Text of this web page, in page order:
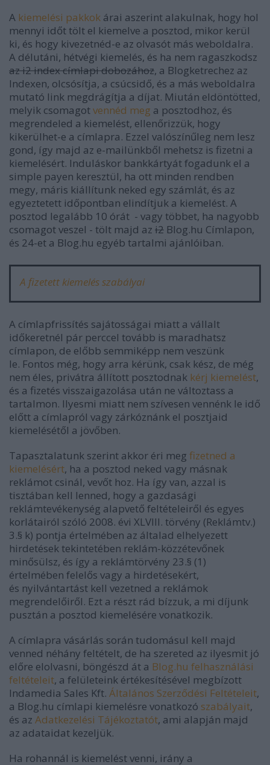
A kiemelési pakkok árai aszerint alakulnak, hogy hol
mennyi időt tölt el kiemelve a posztod, mikor kerül
ki, és hogy kivezetnéd-e az olvasót más weboldalra.
A délutáni, hétvégi kiemelés, és ha nem ragaszkodsz
az i2 index címlapi dobozához, a Blogketrechez az
Indexen, olcsósítja, a csúcsidő, és a más weboldalra
mutató link megdrágítja a díjat. Miután eldöntötted,
melyik csomagotvennéd meg a posztodhoz, és
megrendeled a kiemelést, ellenőrizzük, hogy
kikerülhet-e a címlapra. Ezzel valószínűleg nem lesz
gond, így majd az e-mailünkből mehetsz is fizetni a
kiemelésért. Induláskor bankkártyát fogadunk el a
simple payen keresztül, ha ott minden rendben
megy, máris kiállítunk neked egy számlát, és az
egyeztetett időpontban elindítjuk a kiemelést. A
posztod legalább 10 órát - vagy többet, ha nagyobb
csomagot veszel - tölt majd az i2 Blog.hu Címlapon,
és 24-et a Blog.hu egyéb tartalmi ajánlóiban.
A fizetett kiemelés szabályai
A címlapfrissítés sajátosságai miatt a vállalt
időkeretnél pár perccel tovább is maradhatsz
címlapon, de előbb semmiképp nem veszünk
le. Fontos még, hogy arra kérünk, csak kész, de még
nem éles, privátra állított posztodnak kérj kiemelést,
és a fizetés visszaigazolása után ne változtass a
tartalmon. Ilyesmi miatt nem szívesen vennénk le idő
előtt a címlapról vagy zárkóznánk el posztjaid
kiemelésétől a jövőben.
Tapasztalatunk szerint akkor éri meg fizetned a
kiemelésért, ha a posztod neked vagy másnak
reklámot csinál, vevőt hoz. Ha így van, azzal is
tisztában kell lenned, hogy a gazdasági
reklámtevékenység alapvető feltételeiről és egyes
korlátairól szóló 2008. évi XLVIII. törvény (Reklámtv.)
3.§ k) pontja értelmében az általad elhelyezett
hirdetések tekintetében reklám-közzétevőnek
minősülsz, és így a reklámtörvény 23.§ (1)
értelmében felelős vagy a hirdetésekért,
és nyilvántartást kell vezetned a reklámok
megrendelőiről. Ezt a részt rád bízzuk, a mi díjunk
pusztán a posztod kiemelésére vonatkozik.
A címlapra vásárlás során tudomásul kell majd
venned néhány feltételt, de ha szereted az ilyesmit jó
előre elolvasni, böngészd át a Blog.hu felhasználási
feltételeit, a felületeink értékesítésével megbízott
Indamedia Sales Kft. Általános Szerződési Feltételeit,
a Blog.hu címlapi kiemelésre vonatkozó szabályait,
és az Adatkezelési Tájékoztatót, ami alapján majd
az adataidat kezeljük.
Ha rohannál is kiemelést venni, irány a